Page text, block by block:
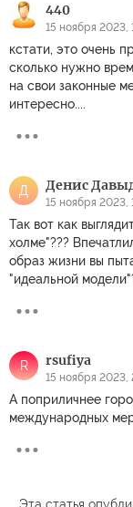
440
15 ноября 2023,
кстати, это очень
сколько нужно
на свои законные
интересно....
Д Денис
15 ноября 2023,
Так вот как
холме"???
образ жизни вы
"идеальной
R rsufiya
15 ноября 2023,
А поприличнее
международных
Эта статья